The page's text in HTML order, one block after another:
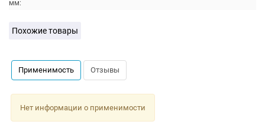
мм:
Похожие товары
Применимость Отзывы
Нет информации о применимости